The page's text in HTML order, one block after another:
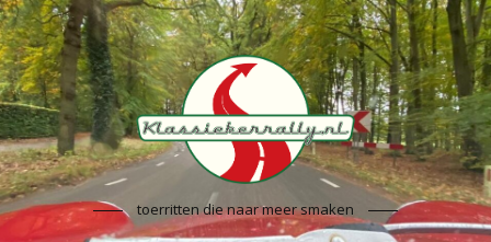
toerritten die naar meer smaken